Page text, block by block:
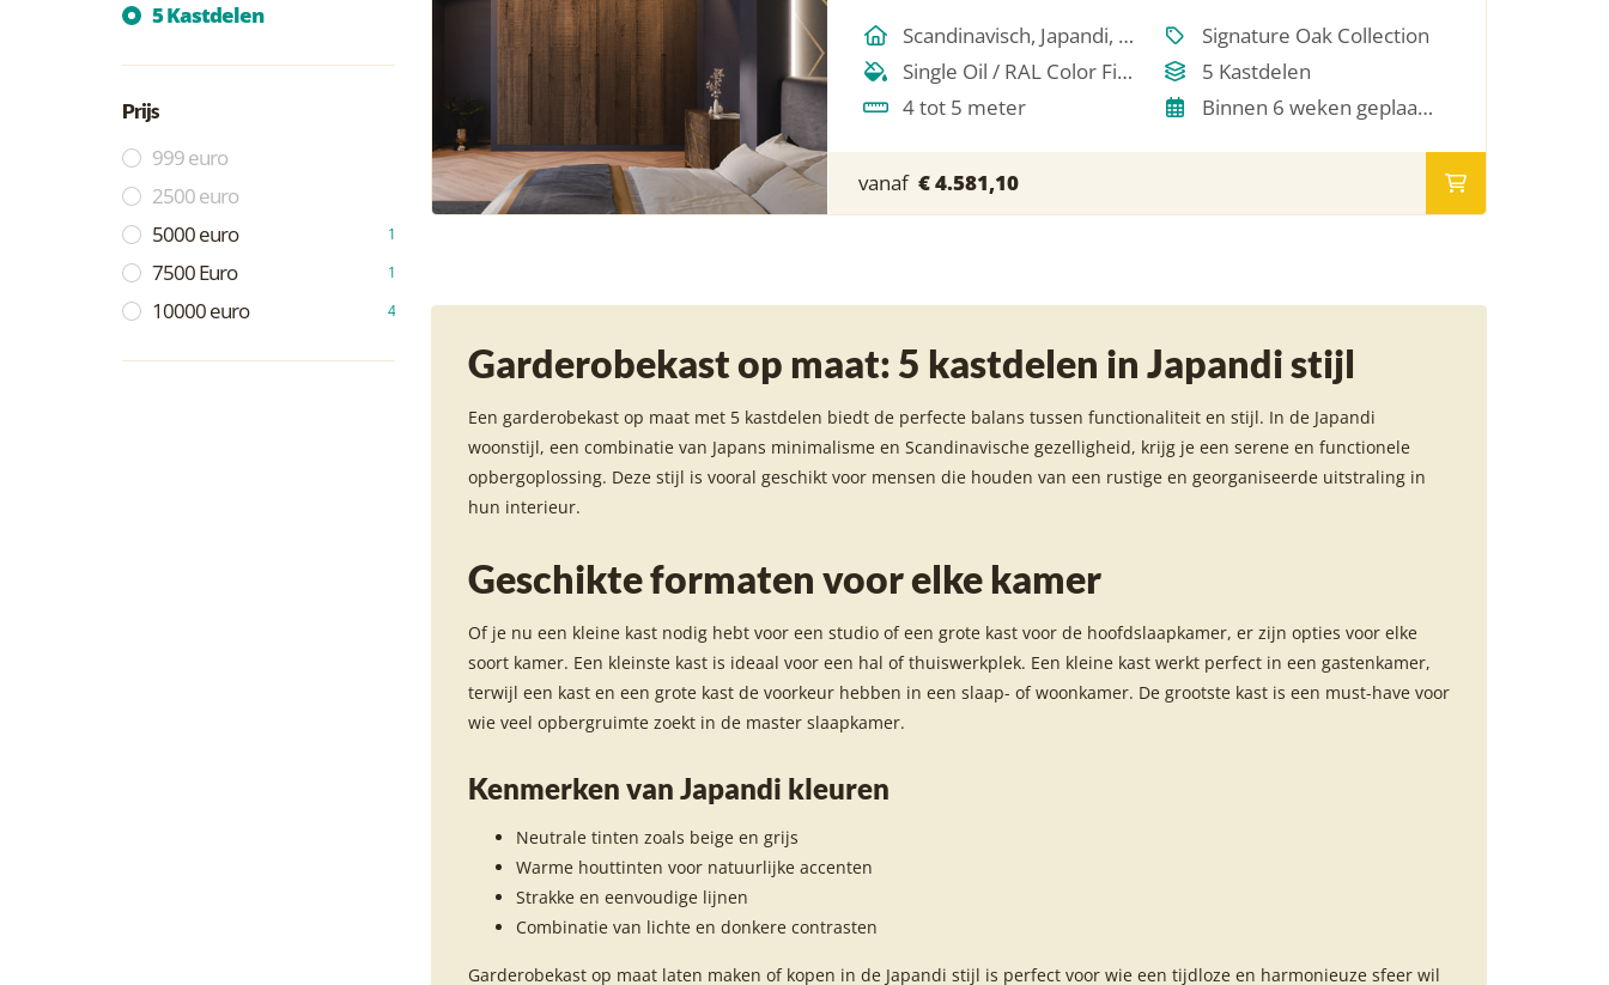
5 Kastdelen
Prijs
999 euro
2500 euro
5000 euro
1
7500 Euro 1
10000 euro 4
Scandinavisch, Japandi, Modern, Hotel Chique, Minimalistich
Signature Oak Collection
Single Oil / RAL Color Finish
5 Kastdelen
4 tot 5 meter
Binnen 6 weken geplaatst
vanaf € 4.581,10
Garderobekast op maat: 5 kastdelen in Japandi stijl
Een garderobekast op maat met 5 kastdelen biedt de perfecte balans tussen functionaliteit en stijl. In de Japandi
woonstijl, een combinatie van Japans minimalisme en Scandinavische gezelligheid, krijg je een serene en functionele
opbergoplossing. Deze stijl is vooral geschikt voor mensen die houden van een rustige en georganiseerde uitstraling in
hun interieur.
Geschikte formaten voor elke kamer
Of je nu een kleine kast nodig hebt voor een studio of een grote kast voor de hoofdslaapkamer, er zijn opties voor elke
soort kamer. Een kleinste kast is ideaal voor een hal of thuiswerkplek. Een kleine kast werkt perfect in een gastenkamer,
terwijl een kast en een grote kast de voorkeur hebben in een slaap- of woonkamer. De grootste kast is een must-have voor
wie veel opbergruimte zoekt in de master slaapkamer.
Kenmerken van Japandi kleuren
Neutrale tinten zoals beige en grijs
Warme houttinten voor natuurlijke accenten
Strakke en eenvoudige lijnen
Combinatie van lichte en donkere contrasten
Garderobekast op maat laten maken of kopen in de Japandi stijl is perfect voor wie een tijdloze en harmonieuze sfeer wil